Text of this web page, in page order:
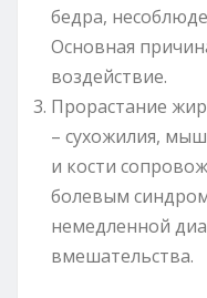
бедра,
Основная
воздействие.
Прорастание
– сухожилия,
и кости
болевым
немедленной
вмешательства.